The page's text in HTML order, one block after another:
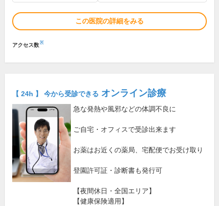
この医院の詳細をみる
アクセス数※
【 24h 】 今から受診できる オンライン診療
急な発熱や風邪などの体調不良に
ご自宅・オフィスで受診出来ます
お薬はお近くの薬局、宅配便でお受け取り
登園許可証・診断書も発行可
【夜間休日・全国エリア】
【健康保険適用】